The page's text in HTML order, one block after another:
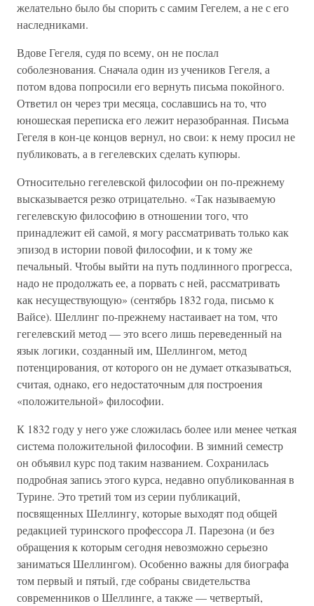
желательно было бы спорить с самим Гегелем, а не с его
наследниками.
Вдове Гегеля, судя по всему, он не послал
соболезнования. Сначала один из учеников Гегеля, а
потом вдова попросили его вернуть письма покойного.
Ответил он через три месяца, сославшись на то, что
юношеская переписка его лежит неразобранная. Письма
Гегеля в кон-це концов вернул, но свои: к нему просил не
публиковать, а в гегелевских сделать купюры.
Относительно гегелевской философии он по-прежнему
высказывается резко отрицательно. «Так называемую
гегелевскую философию в отношении того, что
принадлежит ей самой, я могу рассматривать только как
эпизод в истории повой философии, и к тому же
печальный. Чтобы выйти на путь подлинного прогресса,
надо не продолжать ее, а порвать с ней, рассматривать
как несуществующую» (сентябрь 1832 года, письмо к
Вайсе). Шеллинг по-прежнему настаивает на том, что
гегелевский метод — это всего лишь переведенный на
язык логики, созданный им, Шеллингом, метод
потенцирования, от которого он не думает отказываться,
считая, однако, его недостаточным для построения
«положительной» философии.
К 1832 году у него уже сложилась более или менее четкая
система положительной философии. В зимний семестр
он объявил курс под таким названием. Сохранилась
подробная запись этого курса, недавно опубликованная в
Турине. Это третий том из серии публикаций,
посвященных Шеллингу, которые выходят под общей
редакцией туринского профессора Л. Парезона (и без
обращения к которым сегодня невозможно серьезно
заниматься Шеллингом). Особенно важны для биографа
том первый и пятый, где собраны свидетельства
современников о Шеллинге, а также — четвертый,